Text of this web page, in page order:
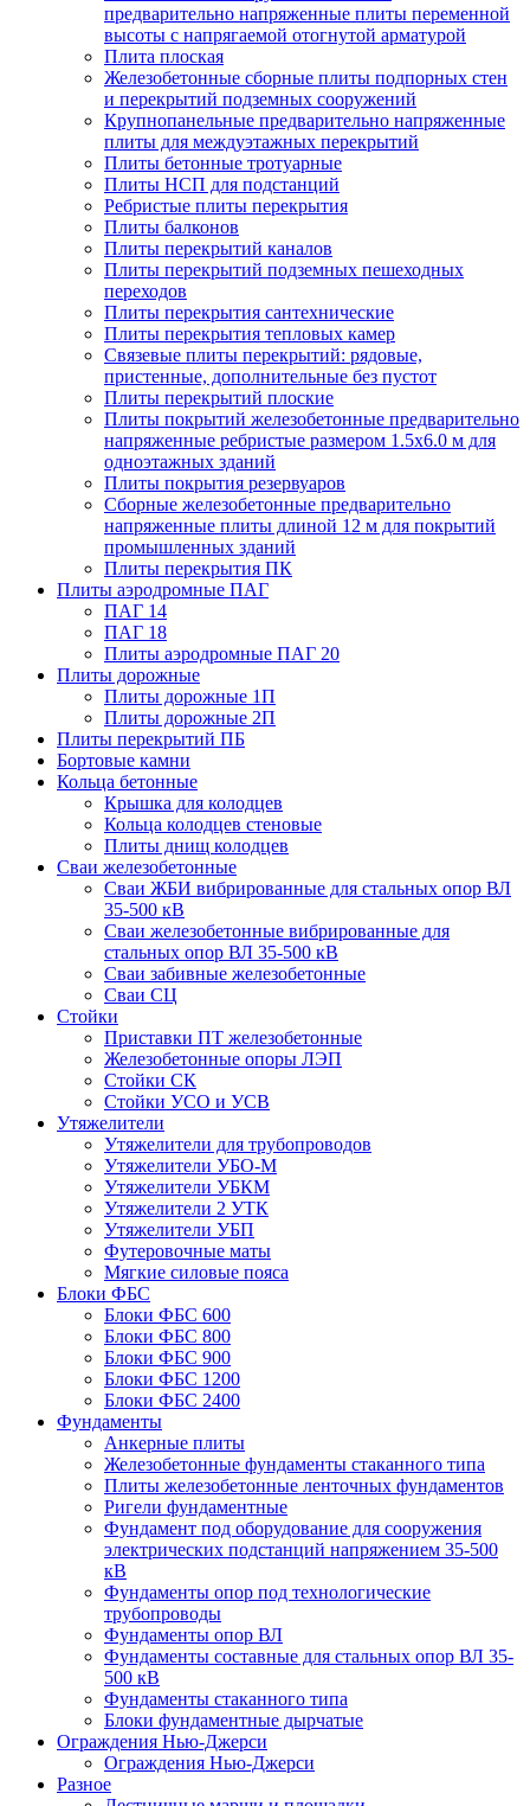
предварительно напряженные плиты переменной
высоты с напрягаемой отогнутой арматурой
Плита плоская
Железобетонные сборные плиты подпорных стен
и перекрытий подземных сооружений
Крупнопанельные предварительно напряженные
плиты для междуэтажных перекрытий
Плиты бетонные тротуарные
Плиты НСП для подстанций
Ребристые плиты перекрытия
Плиты балконов
Плиты перекрытий каналов
Плиты перекрытий подземных пешеходных
переходов
Плиты перекрытия сантехнические
Плиты перекрытия тепловых камер
Связевые плиты перекрытий: рядовые,
пристенные, дополнительные без пустот
Плиты перекрытий плоские
Плиты покрытий железобетонные предварительно
напряженные ребристые размером 1.5х6.0 м для
одноэтажных зданий
Плиты покрытия резервуаров
Сборные железобетонные предварительно
напряженные плиты длиной 12 м для покрытий
промышленных зданий
Плиты перекрытия ПК
Плиты аэродромные ПАГ
ПАГ 14
ПАГ 18
Плиты аэродромные ПАГ 20
Плиты дорожные
Плиты дорожные 1П
Плиты дорожные 2П
Плиты перекрытий ПБ
Бортовые камни
Кольца бетонные
Крышка для колодцев
Кольца колодцев стеновые
Плиты днищ колодцев
Сваи железобетонные
Сваи ЖБИ вибрированные для стальных опор ВЛ
35-500 кВ
Сваи железобетонные вибрированные для
стальных опор ВЛ 35-500 кВ
Сваи забивные железобетонные
Сваи СЦ
Стойки
Приставки ПТ железобетонные
Железобетонные опоры ЛЭП
Стойки СК
Стойки УСО и УСВ
Утяжелители
Утяжелители для трубопроводов
Утяжелители УБО-М
Утяжелители УБКМ
Утяжелители 2 УТК
Утяжелители УБП
Футеровочные маты
Мягкие силовые пояса
Блоки ФБС
Блоки ФБС 600
Блоки ФБС 800
Блоки ФБС 900
Блоки ФБС 1200
Блоки ФБС 2400
Фундаменты
Анкерные плиты
Железобетонные фундаменты стаканного типа
Плиты железобетонные ленточных фундаментов
Ригели фундаментные
Фундамент под оборудование для сооружения
электрических подстанций напряжением 35-500
кВ
Фундаменты опор под технологические
трубопроводы
Фундаменты опор ВЛ
Фундаменты составные для стальных опор ВЛ 35-
500 кВ
Фундаменты стаканного типа
Блоки фундаментные дырчатые
Ограждения Нью-Джерси
Ограждения Нью-Джерси
Разное